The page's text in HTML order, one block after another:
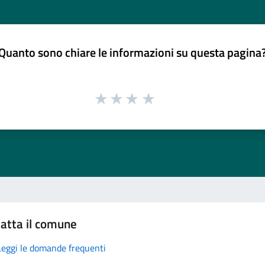
sono chiare le informazioni su questa
il comune
le domande frequenti